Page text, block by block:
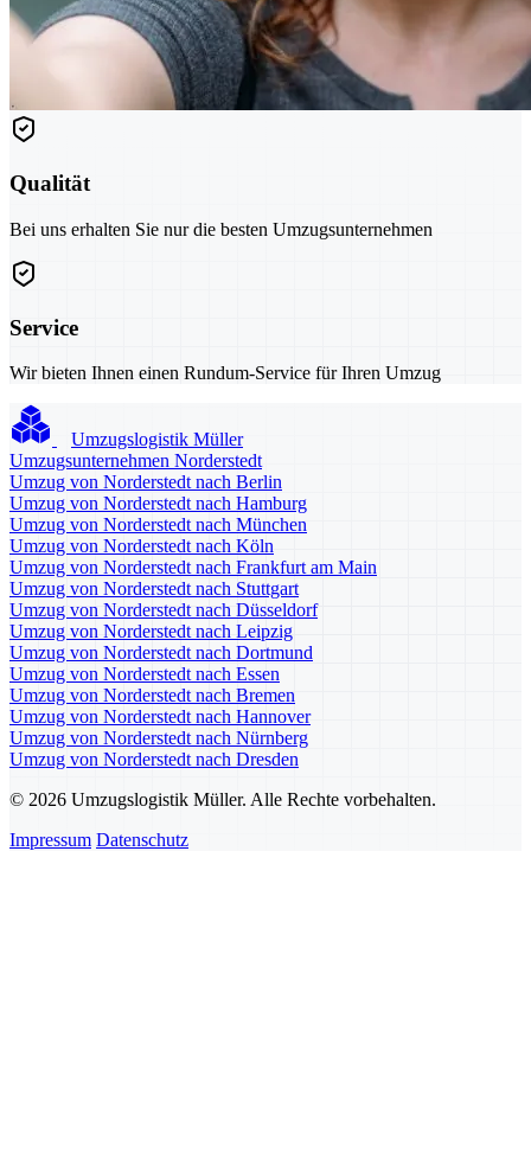
Qualität
Bei uns erhalten Sie nur die besten Umzugsunternehmen
Service
Wir bieten Ihnen einen Rundum-Service für Ihren Umzug
Umzugslogistik Müller
Umzugsunternehmen Norderstedt
Umzug von Norderstedt nach Berlin
Umzug von Norderstedt nach Hamburg
Umzug von Norderstedt nach München
Umzug von Norderstedt nach Köln
Umzug von Norderstedt nach Frankfurt am Main
Umzug von Norderstedt nach Stuttgart
Umzug von Norderstedt nach Düsseldorf
Umzug von Norderstedt nach Leipzig
Umzug von Norderstedt nach Dortmund
Umzug von Norderstedt nach Essen
Umzug von Norderstedt nach Bremen
Umzug von Norderstedt nach Hannover
Umzug von Norderstedt nach Nürnberg
Umzug von Norderstedt nach Dresden
© 2026 Umzugslogistik Müller. Alle Rechte vorbehalten.
Impressum Datenschutz